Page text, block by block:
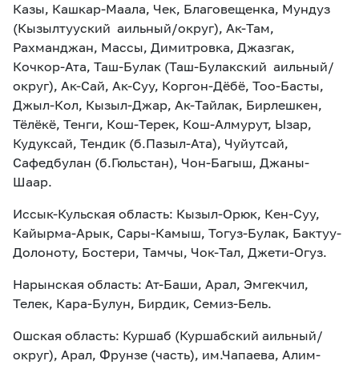
Казы, Кашкар-Маала, Чек, Благовещенка, Мундуз
(Кызылтууский аильный/округ), Ак-Там,
Рахманджан, Массы, Димитровка, Джазгак,
Кочкор-Ата, Таш-Булак (Таш-Булакский аильный/
округ), Ак-Сай, Ак-Суу, Коргон-Дёбё, Тоо-Басты,
Джыл-Кол, Кызыл-Джар, Ак-Тайлак, Бирлешкен,
Тёлёкё, Тенги, Кош-Терек, Кош-Алмурут, Ызар,
Кудуксай, Тендик (б.Пазыл-Ата), Чуйутсай,
Сафедбулан (б.Гюльстан), Чон-Багыш, Джаны-
Шаар.
Иссык-Кульская область: Кызыл-Орюк, Кен-Суу,
Кайырма-Арык, Сары-Камыш, Тогуз-Булак, Бактуу-
Долоноту, Бостери, Тамчы, Чок-Тал, Джети-Огуз.
Нарынская область: Ат-Баши, Арал, Эмгекчил,
Телек, Кара-Булун, Бирдик, Семиз-Бель.
Ошская область: Куршаб (Куршабский аильный/
округ), Арал, Фрунзе (часть), им.Чапаева, Алим-